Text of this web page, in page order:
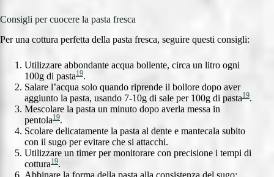
Consigli per cuocere la pasta fresca
Per una cottura perfetta della pasta fresca, seguire questi consigli:
Utilizzare abbondante acqua bollente, circa un litro ogni
100g di pasta19.
Salare l’acqua solo quando riprende il bollore dopo aver
aggiunto la pasta, usando 7-10g di sale per 100g di pasta19.
Mescolare la pasta un minuto dopo averla messa in
pentola19.
Scolare delicatamente la pasta al dente e mantecala subito
con il sugo per evitare che si attacchi.
Utilizzare un timer per monitorare con precisione i tempi di
cottura19.
Abbinare la forma della pasta alla consistenza del sugo: